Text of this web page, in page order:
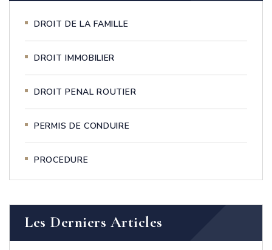
DROIT DE LA FAMILLE
DROIT IMMOBILIER
DROIT PENAL ROUTIER
PERMIS DE CONDUIRE
PROCEDURE
Les Derniers Articles